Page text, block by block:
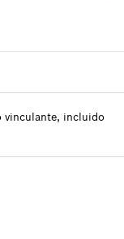
vinculante, incluido